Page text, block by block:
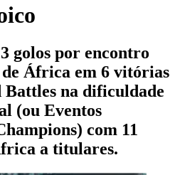
golos por encontro
África em 6 vitórias
Battles na dificuldade
(ou Eventos
com 11
a titulares.